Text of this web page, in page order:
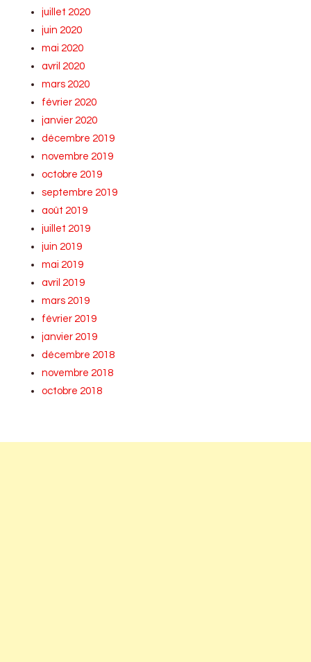
juillet 2020
juin 2020
mai 2020
avril 2020
mars 2020
février 2020
janvier 2020
décembre 2019
novembre 2019
octobre 2019
septembre 2019
août 2019
juillet 2019
juin 2019
mai 2019
avril 2019
mars 2019
février 2019
janvier 2019
décembre 2018
novembre 2018
octobre 2018